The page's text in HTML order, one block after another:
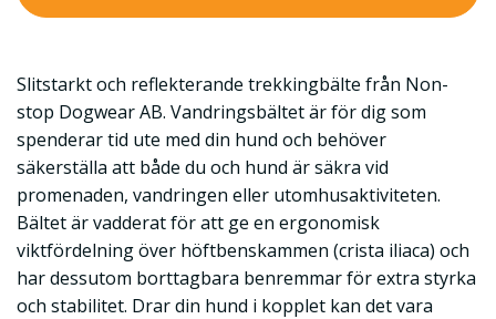
Slitstarkt och reflekterande trekkingbälte från Non-
stop Dogwear AB. Vandringsbältet är för dig som
spenderar tid ute med din hund och behöver
säkerställa att både du och hund är säkra vid
promenaden, vandringen eller utomhusaktiviteten.
Bältet är vadderat för att ge en ergonomisk
viktfördelning över höftbenskammen (crista iliaca) och
har dessutom borttagbara benremmar för extra styrka
och stabilitet. Drar din hund i kopplet kan det vara